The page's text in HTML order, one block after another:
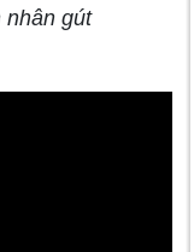
nhân gút